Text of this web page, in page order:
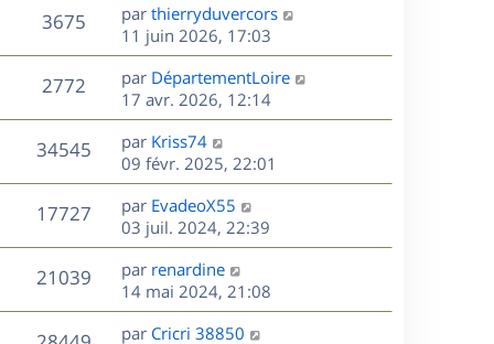
3675V
u
e
s
D
e
r
n
i
e
r
m
e
s
s
a
g
e
par thierryduvercors
11 juin 2026, 17:03
2772V
u
e
s
D
e
r
n
i
e
r
m
e
s
s
a
par DépartementLoire
17 avr. 2026, 12:14
34545V
u
s
D
e
r
n
i
e
r
m
e
s
par Kriss74
09 févr. 2025, 22:01
17727V
u
s
D
e
r
n
i
e
r
par EvadeoX55
03 juil. 2024, 22:39
21039V
u
D
e
r
n
par renardine
14 mai 2024, 21:08
D
par Cricri 38850